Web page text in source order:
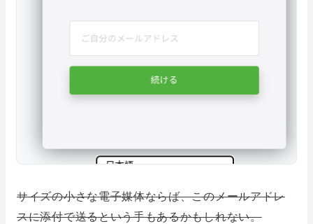
サイズの小さな電子媒体ならば、このメールアドレ
スに添付で送るという手もあるかもしれない。